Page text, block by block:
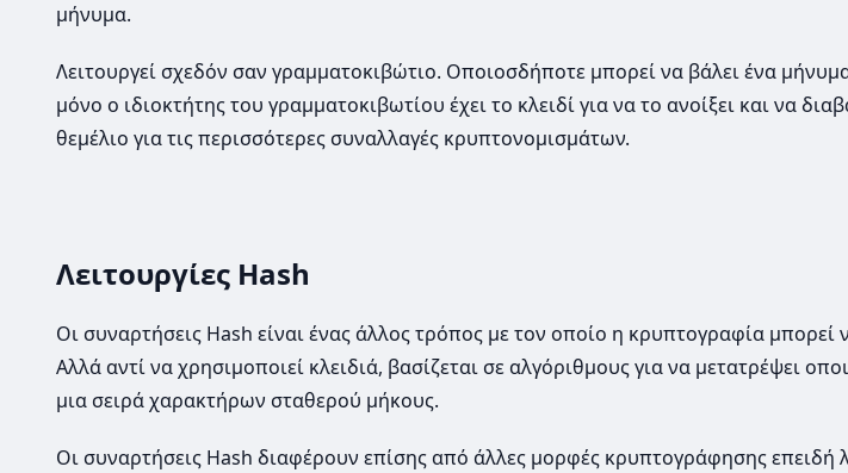
μήνυμα.
Λειτουργεί σχεδόν σαν γραμματοκιβώτιο. Οποιοσδήποτε μπορεί να βάλει ένα
μόνο ο ιδιοκτήτης του γραμματοκιβωτίου έχει το κλειδί για να το ανοίξει και να
θεμέλιο για τις περισσότερες συναλλαγές κρυπτονομισμάτων.
Λειτουργίες Hash
Οι συναρτήσεις Hash είναι ένας άλλος τρόπος με τον οποίο η κρυπτογραφία μπορεί
Αλλά αντί να χρησιμοποιεί κλειδιά, βασίζεται σε αλγόριθμους για να μετατρέψει
μια σειρά χαρακτήρων σταθερού μήκους.
Οι συναρτήσεις Hash διαφέρουν επίσης από άλλες μορφές κρυπτογράφησης επειδή